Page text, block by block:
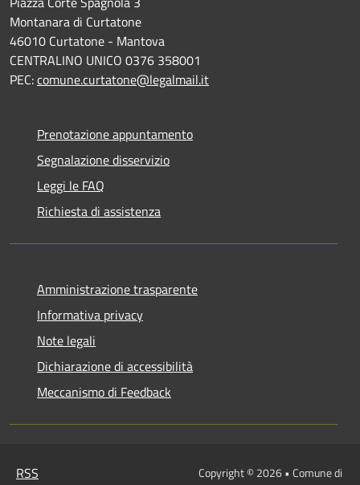
Montanara di Curtatone
46010 Curtatone - Mantova
CENTRALINO UNICO 0376 358001
PEC:comune.curtatone@legalmail.it
Prenotazione appuntamento
Segnalazione disservizio
Leggi le FAQ
Richiesta di assistenza
Amministrazione trasparente
Informativa privacy
Note legali
Dichiarazione di accessibilità
Meccanismo di Feedback
RSS
Copyright © 2026 • Comune di